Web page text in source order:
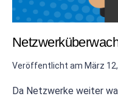
Veröffentlicht am März
Da Netzwerke weiter